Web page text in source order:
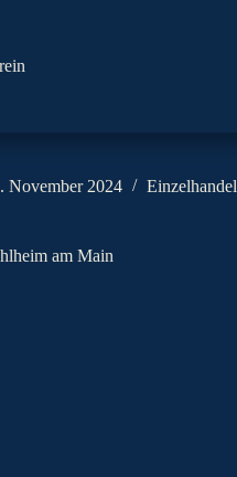
November 2024 Einzelhandel
am Main